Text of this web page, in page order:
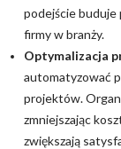
podejście buduje
firmy w branży.
Optymalizacja
automatyzować
projektów.
zmniejszając
zwiększają